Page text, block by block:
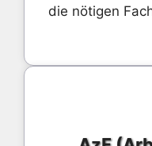
die nötigen